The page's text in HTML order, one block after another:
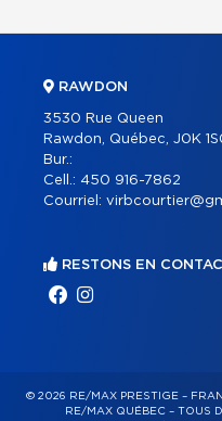
RAWDON
3530 Rue Queen
Rawdon, Québec, J0K
Bur.:
Cell.: 450 916-7862
Courriel:
RESTONS EN
© 2026 RE/MAX PRESTIGE –
RE/MAX QUÉBEC – TOUS